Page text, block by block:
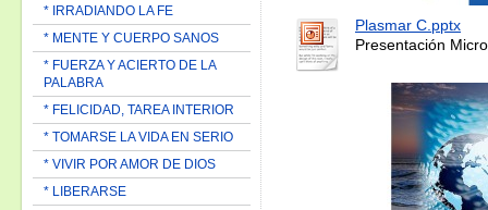
* IRRADIANDO LA FE
* MENTE Y CUERPO SANOS
* FUERZA Y ACIERTO DE LA
PALABRA
* FELICIDAD, TAREA INTERIOR
* TOMARSE LA VIDA EN SERIO
* VIVIR POR AMOR DE DIOS
* LIBERARSE
Plasmar C.pptx
Presentación